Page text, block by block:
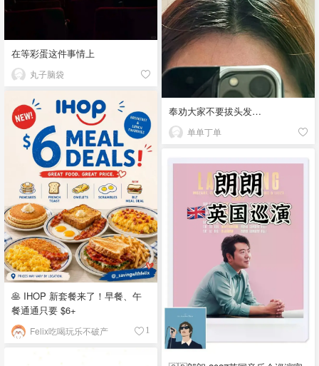
在等彩蛋这件事情上
丸子脑袋
奉劝大家不要拔头发…
单单丁单
🥞 IHOP 新套餐来了！早餐、午
餐通通只要 $6+
Felix吃喝玩乐不破产 1